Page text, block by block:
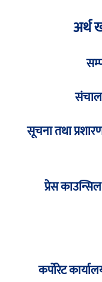
अर्थ
सूचना तथा
प्रेस
कर्पोरेट